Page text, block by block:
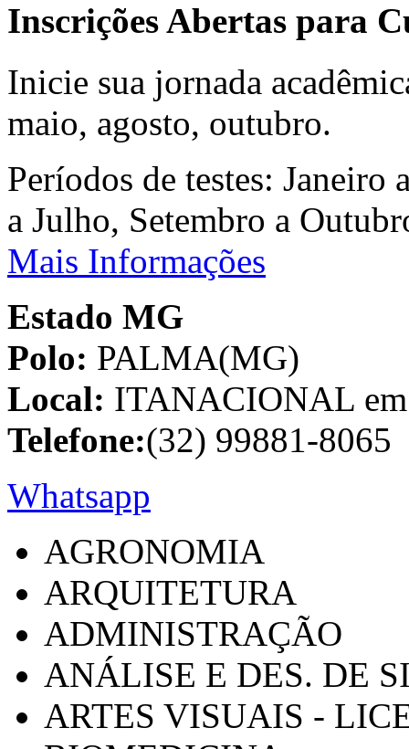
Inscrições Abertas para
Inicie sua jornada
maio, agosto, outubro.
Períodos de testes:
a Julho, Setembro a
Mais Informações
Estado MG
Polo: PALMA(MG)
Local: ITANACIONAL
Telefone:(32) 99881-8065
Whatsapp
AGRONOMIA
ARQUITETURA
ADMINISTRAÇÃO
ANÁLISE E DES. DE
ARTES VISUAIS -